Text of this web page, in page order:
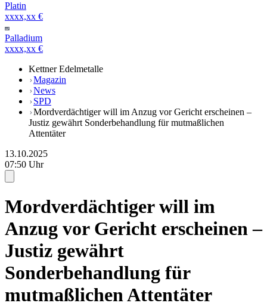
Platin
xxxx,xx €
Palladium
xxxx,xx €
Kettner Edelmetalle
Magazin
News
SPD
Mordverdächtiger will im Anzug vor Gericht erscheinen –
Justiz gewährt Sonderbehandlung für mutmaßlichen
Attentäter
13.10.2025
07:50 Uhr
Mordverdächtiger will im
Anzug vor Gericht erscheinen –
Justiz gewährt
Sonderbehandlung für
mutmaßlichen Attentäter